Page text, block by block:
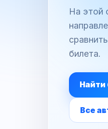
На этой
билета.
Все